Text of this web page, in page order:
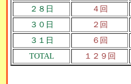
２８日
４回
３０日
２回
３１日
６回
TOTAL
１２９回